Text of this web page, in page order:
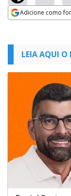
Adicione como
LEIA AQUI O